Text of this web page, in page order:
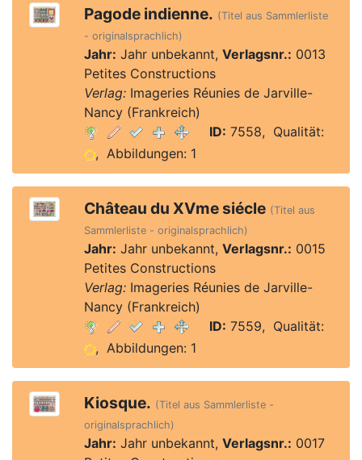
Pagode indienne. (Titel aus Sammlerliste
- originalsprachlich)
Jahr: Jahr unbekannt, Verlagsnr.: 0013
Petites Constructions
Verlag:Imageries Réunies de Jarville-
Nancy (Frankreich)
ID: 7558, Qualität:
, Abbildungen: 1
Château du XVme siécle (Titel aus
Sammlerliste - originalsprachlich)
Jahr: Jahr unbekannt, Verlagsnr.: 0015
Petites Constructions
Verlag:Imageries Réunies de Jarville-
Nancy (Frankreich)
ID: 7559, Qualität:
, Abbildungen: 1
Kiosque. (Titel aus Sammlerliste -
originalsprachlich)
Jahr: Jahr unbekannt, Verlagsnr.: 0017